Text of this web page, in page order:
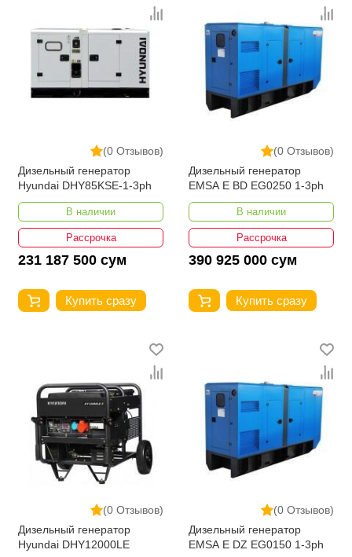
(0 Отзывов)
Дизельный генератор
Hyundai DHY85KSE-1-3ph
В наличии
Рассрочка
231 187 500 сум
Купить сразу
(0 Отзывов)
Дизельный генератор
EMSA E BD EG0250 1-3ph
В наличии
Рассрочка
390 925 000 сум
Купить сразу
(0 Отзывов)
Дизельный генератор
Hyundai DHY12000LE
(0 Отзывов)
Дизельный генератор
EMSA E DZ EG0150 1-3ph